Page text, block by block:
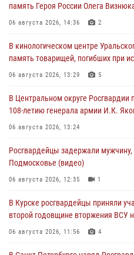
память Героя России Олега
06 августа 2026, 14:36 2
В кинологическом центре
память товарищей, погибших при
06 августа 2026, 13:29 5
В Центральном округе Росгвардии
108‑летию генерала армии И.К.
06 августа 2026, 13:24
Росгвардейцы задержали
Подмосковье (видео)
06 августа 2026, 12:35 1
В Курске росгвардейцы приняли
второй годовщине вторжения ВСУ
06 августа 2026, 11:56 4